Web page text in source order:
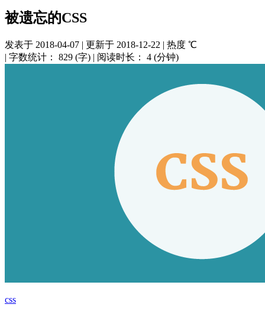
被遗忘的CSS
发表于 2018-04-07 | 更新于 2018-12-22 | 热度 ℃
| 字数统计： 829 (字) | 阅读时长： 4 (分钟)
css